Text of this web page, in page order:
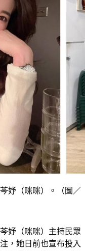
妤（咪咪）。（圖／
妤（咪咪）主持民眾
，她日前也宣布投入